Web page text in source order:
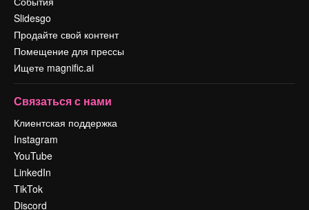
Slidesgo
Продайте свой контент
Помещение для прессы
Ищете magnific.ai
Связаться с нами
Клиентская поддержка
Instagram
YouTube
LinkedIn
TikTok
Discord